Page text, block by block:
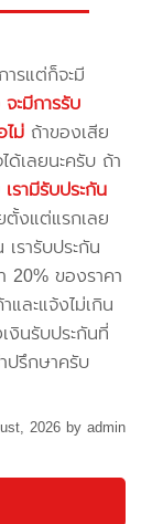
รแต่ก็จะมี
ะมีการรับ
ไม่ ถ้าของเสีย
ด้เลยนะครับ ถ้า
เรามีรับประกัน
ตั้งแต่แรกเลย
รารับประกัน
20% ของราคา
ละแจ้งไม่เกิน
นรับประกันที่
ปรึกษาครับ
2026 by admin